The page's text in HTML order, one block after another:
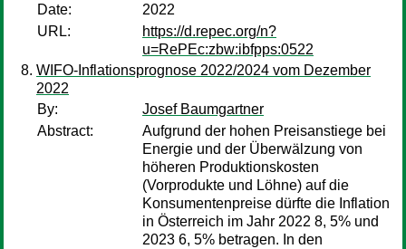
Date:
2022
URL:
https://d.repec.org/n?
u=RePEc:zbw:ibfpps:0522
WIFO-Inflationsprognose 2022/2024 vom Dezember
2022
By:
Josef Baumgartner
Abstract:
Aufgrund der hohen Preisanstiege bei
Energie und der Überwälzung von
höheren Produktionskosten
(Vorprodukte und Löhne) auf die
Konsumentenpreise dürfte die Inflation
in Österreich im Jahr 2022 8, 5% und
2023 6, 5% betragen. In den